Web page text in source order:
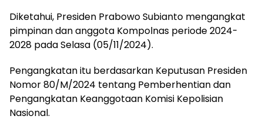
Diketahui, Presiden Prabowo Subianto mengangkat
pimpinan dan anggota Kompolnas periode 2024-
2028 pada Selasa (05/11/2024).
Pengangkatan itu berdasarkan Keputusan Presiden
Nomor 80/M/2024 tentang Pemberhentian dan
Pengangkatan Keanggotaan Komisi Kepolisian
Nasional.